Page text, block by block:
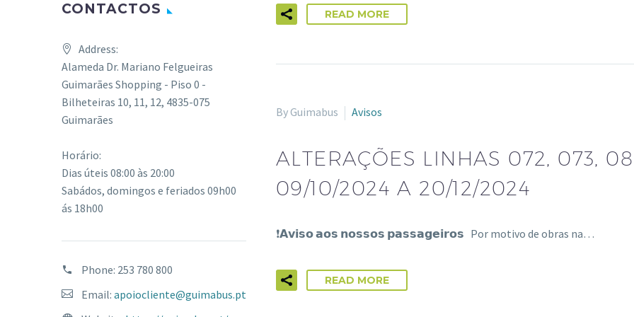
READ MORE
By Guimabus Avisos
ALTERAÇÕES LINHAS 072, 073,
09/10/2024 A 20/12/2024
❗𝗔𝘃𝗶𝘀𝗼 𝗮𝗼𝘀 𝗻𝗼𝘀𝘀𝗼𝘀 𝗽𝗮𝘀𝘀𝗮𝗴𝗲𝗶𝗿𝗼𝘀 Por motivo de obras na…
READ MORE
CONTACTOS
Address:
Alameda Dr. Mariano Felgueiras
Guimarães Shopping - Piso 0 -
Bilheteiras 10, 11, 12, 4835-075
Guimarães
Horário:
Dias úteis 08:00 às 20:00
Sabádos, domingos e feriados 09h00
ás 18h00
Phone: 253 780 800
Email: apoiocliente@guimabus.pt